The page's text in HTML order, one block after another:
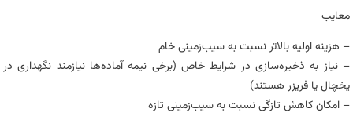
معایب
– هزینه اولیه بالاتر نسبت به سیب‌زمینی خام
– نیاز به ذخیره‌سازی در شرایط خاص (برخی نیمه‌ آماده‌ها نیازمند نگهداری در
یخچال یا فریزر هستند)
– امکان کاهش تازگی نسبت به سیب‌زمینی تازه